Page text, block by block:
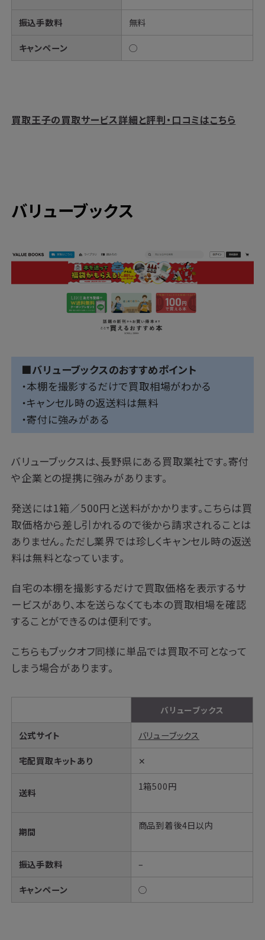
振込手数料 無料
キャンペーン ◯
買取王子の買取サービス詳細と評判・口コミはこちら
バリューブックス
■バリューブックスのおすすめポイント
・本棚を撮影するだけで買取相場がわかる
・キャンセル時の返送料は無料
・寄付に強みがある
バリューブックスは、長野県にある買取業社です。寄付
や企業との提携に強みがあります。
発送には1箱／500円と送料がかかります。こちらは買
取価格から差し引かれるので後から請求されることは
ありません。ただし業界では珍しくキャンセル時の返送
料は無料となっています。
自宅の本棚を撮影するだけで買取価格を表示するサ
ービスがあり、本を送らなくても本の買取相場を確認
することができるのは便利です。
こちらもブックオフ同様に単品では買取不可となって
しまう場合があります。
バリューブックス
公式サイト バリューブックス
宅配買取キットあり ✕
送料
1箱500円
期間
商品到着後4日以内
振込手数料 –
キャンペーン ○